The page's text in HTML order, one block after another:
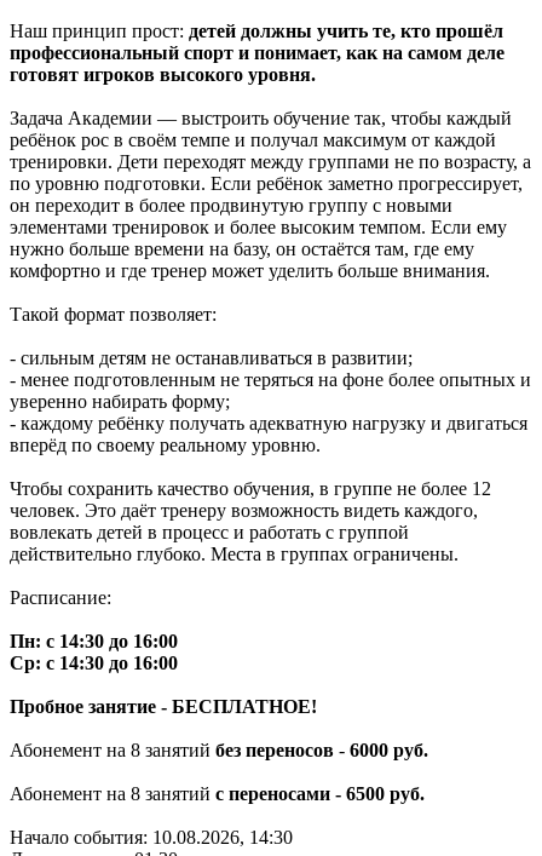
Наш принцип прост: детей должны учить те, кто прошёл
профессиональный спорт и понимает, как на самом деле
готовят игроков высокого уровня.
Задача Академии — выстроить обучение так, чтобы каждый
ребёнок рос в своём темпе и получал максимум от каждой
тренировки. Дети переходят между группами не по возрасту, а
по уровню подготовки. Если ребёнок заметно прогрессирует,
он переходит в более продвинутую группу с новыми
элементами тренировок и более высоким темпом. Если ему
нужно больше времени на базу, он остаётся там, где ему
комфортно и где тренер может уделить больше внимания.
Такой формат позволяет:
- сильным детям не останавливаться в развитии;
- менее подготовленным не теряться на фоне более опытных и
уверенно набирать форму;
- каждому ребёнку получать адекватную нагрузку и двигаться
вперёд по своему реальному уровню.
Чтобы сохранить качество обучения, в группе не более 12
человек. Это даёт тренеру возможность видеть каждого,
вовлекать детей в процесс и работать с группой
действительно глубоко. Места в группах ограничены.
Расписание:
Пн: с 14:30 до 16:00
Ср: с 14:30 до 16:00
Пробное занятие - БЕСПЛАТНОЕ!
Абонемент на 8 занятий без переносов - 6000 руб.
Абонемент на 8 занятий с переносами - 6500 руб.
Начало события: 10.08.2026, 14:30